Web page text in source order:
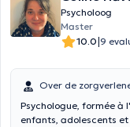
Psycholoog
Master
10.0|9
Over de
Psychologue, formée à
enfants, adolescents